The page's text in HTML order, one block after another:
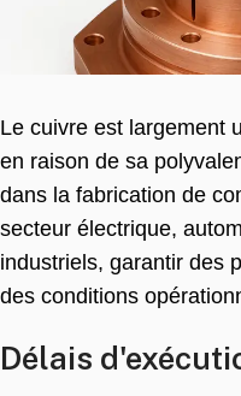
Le cuivre est largement
en raison de sa
dans la fabrication de
secteur électrique,
industriels, garantir des
des conditions
Délais